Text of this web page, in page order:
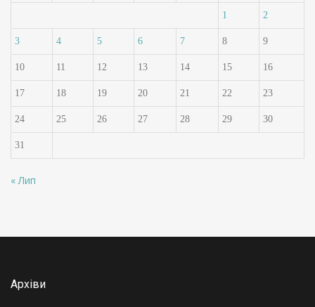
1 2
3 4 5 6 7 8 9
10 11 12 13 14 15 16
17 18 19 20 21 22 23
24 25 26 27 28 29 30
31
« Лип
Архіви